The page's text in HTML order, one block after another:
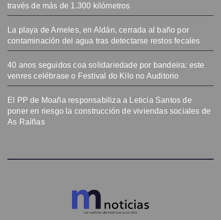
través de más de 1.300 kilómetros
La playa de Arneles, en Aldán, cerrada al baño por
contaminación del agua tras detectarse restos fecales
40 anos seguidos coa solidariedade por bandeira: este
venres celébrase o Festival do Kilo no Auditorio
El PP de Moaña responsabiliza a Leticia Santos de
poner en riesgo la construcción de viviendas sociales de
As Raíñas